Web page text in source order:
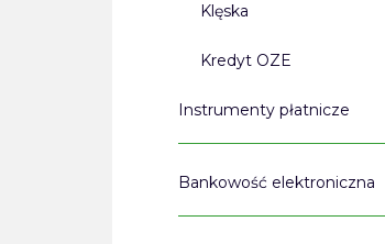
Klęska
Kredyt OZE
Instrumenty płatnicze
Bankowość elektroniczna